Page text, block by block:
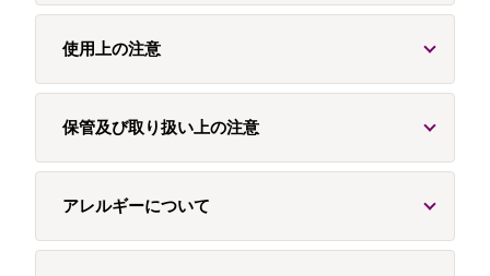
使用上の注意
保管及び取り扱い上の注意
アレルギーについて